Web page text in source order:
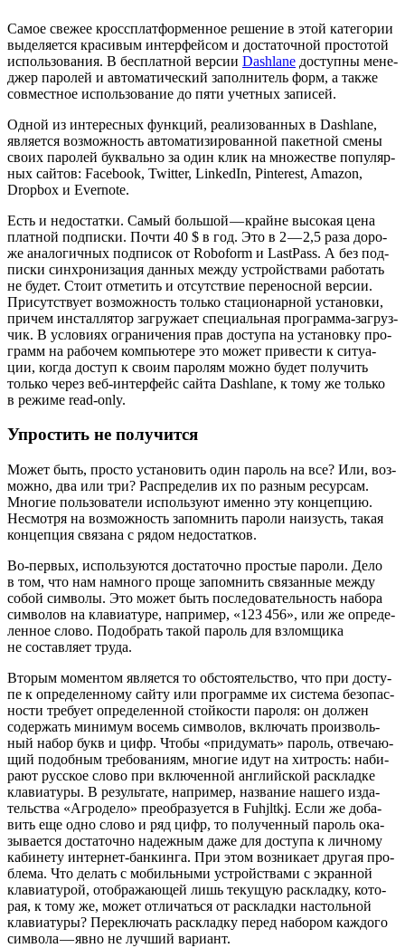
Самое све­жее крос­сплат­фор­мен­ное реше­ние в этой кате­го­рии
выде­ля­ет­ся кра­си­вым интер­фей­сом и доста­точ­ной про­сто­той
исполь­зо­ва­ния. В бес­плат­ной вер­сии Dashlane доступ­ны мене­
джер паро­лей и авто­ма­ти­че­ский запол­ни­тель форм, а так­же
сов­мест­ное исполь­зо­ва­ние до пяти учет­ных записей.
Одной из инте­рес­ных функ­ций, реа­ли­зо­ван­ных в Dashlane,
явля­ет­ся воз­мож­ность авто­ма­ти­зи­ро­ван­ной пакет­ной сме­ны
сво­их паро­лей бук­валь­но за один клик на мно­же­стве попу­ляр­
ных сай­тов: Facebook, Twitter, LinkedIn, Pinterest, Amazon,
Dropbox и Evernote.
Есть и недо­стат­ки. Самый боль­шой — крайне высо­кая цена
плат­ной под­пис­ки. Почти 40 $ в год. Это в 2 — 2,5 раза доро­
же ана­ло­гич­ных под­пи­сок от Roboform и LastPass. А без под­
пис­ки син­хро­ни­за­ция дан­ных меж­ду устрой­ства­ми рабо­тать
не будет. Сто­ит отме­тить и отсут­ствие пере­нос­ной вер­сии.
При­сут­ству­ет воз­мож­ность толь­ко ста­ци­о­нар­ной уста­нов­ки,
при­чем инстал­ля­тор загру­жа­ет спе­ци­аль­ная про­грам­ма-загруз­
чик. В усло­ви­ях огра­ни­че­ния прав досту­па на уста­нов­ку про­
грамм на рабо­чем ком­пью­те­ре это может при­ве­сти к ситу­а­
ции, когда доступ к сво­им паро­лям мож­но будет полу­чить
толь­ко через веб-интер­фейс сай­та Dashlane, к тому же толь­ко
в режи­ме read-only.
Упростить не получится
Может быть, про­сто уста­но­вить один пароль на все? Или, воз­
мож­но, два или три? Рас­пре­де­лив их по раз­ным ресур­сам.
Мно­гие поль­зо­ва­те­ли исполь­зу­ют имен­но эту кон­цеп­цию.
Несмот­ря на воз­мож­ность запом­нить паро­ли наизусть, такая
кон­цеп­ция свя­за­на с рядом недостатков.
Во-пер­вых, исполь­зу­ют­ся доста­точ­но про­стые паро­ли. Дело
в том, что нам намно­го про­ще запом­нить свя­зан­ные меж­ду
собой сим­во­лы. Это может быть после­до­ва­тель­ность набо­ра
сим­во­лов на кла­ви­а­ту­ре, напри­мер, «123 456», или же опре­де­
лен­ное сло­во. Подо­брать такой пароль для взлом­щи­ка
не состав­ля­ет труда.
Вто­рым момен­том явля­ет­ся то обсто­я­тель­ство, что при досту­
пе к опре­де­лен­но­му сай­ту или про­грам­ме их систе­ма без­опас­
но­сти тре­бу­ет опре­де­лен­ной стой­ко­сти паро­ля: он дол­жен
содер­жать мини­мум восемь сим­во­лов, вклю­чать про­из­воль­
ный набор букв и цифр. Что­бы «при­ду­мать» пароль, отве­ча­ю­
щий подоб­ным тре­бо­ва­ни­ям, мно­гие идут на хит­рость: наби­
ра­ют рус­ское сло­во при вклю­чен­ной англий­ской рас­клад­ке
кла­ви­а­ту­ры. В резуль­та­те, напри­мер, назва­ние наше­го изда­
тель­ства «Агро­де­ло» пре­об­ра­зу­ет­ся в Fuhjltkj. Если же доба­
вить еще одно сло­во и ряд цифр, то полу­чен­ный пароль ока­
зы­ва­ет­ся доста­точ­но надеж­ным даже для досту­па к лич­но­му
каби­не­ту интер­нет-бан­кин­га. При этом воз­ни­ка­ет дру­гая про­
бле­ма. Что делать с мобиль­ны­ми устрой­ства­ми с экран­ной
кла­ви­а­ту­рой, отоб­ра­жа­ю­щей лишь теку­щую рас­клад­ку, кото­
рая, к тому же, может отли­чать­ся от рас­клад­ки настоль­ной
кла­ви­а­ту­ры? Пере­клю­чать рас­клад­ку перед набо­ром каж­до­го
сим­во­ла — явно не луч­ший вариант.